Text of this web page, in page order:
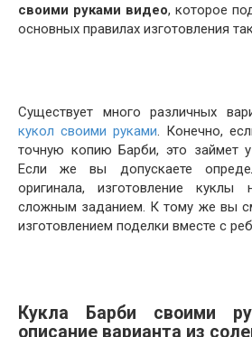
своими руками видео, которое
основных правилах изготовления
Существует много различных
кукол своими руками. Конечно,
точную копию Барби, это займет
Если же вы допускаете
оригинала, изготовление
сложным заданием. К тому же вы
изготовлением поделки вместе с
Кукла Барби своими
описание варианта из